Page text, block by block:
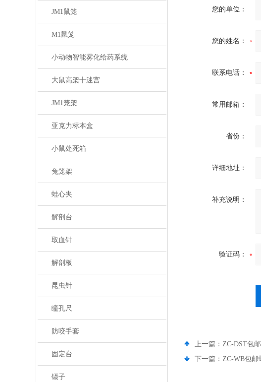
JM1鼠笼
M1鼠笼
小动物智能雾化给药系统
大鼠高架十迷宫
JM1笼架
亚克力标本盒
小鼠处死箱
兔笼架
蛙心夹
解剖台
取血针
解剖板
昆虫针
瞳孔尺
防咬手套
固定台
镊子
您的单位：
您的姓名：
联系电话：
常用邮箱：
省份：
详细地址：
补充说明：
验证码：
上一篇： ZC-DST包
下一篇： ZC-WB包邮